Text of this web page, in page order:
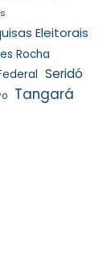
Eleitorais
Rocha
Seridó
Tangará